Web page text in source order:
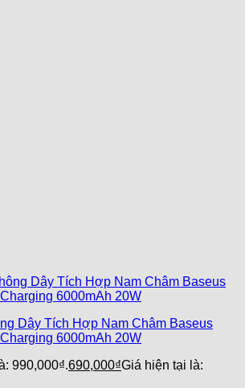
Dây Tích Hợp Nam Châm Baseus
6000mAh 20W
990,000₫.690,000₫Giá hiện tại là: